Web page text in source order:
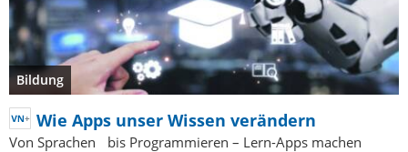
Bildung
Wie Apps unser Wissen verändern
Von Sprachen bis Programmieren – Lern-Apps machen